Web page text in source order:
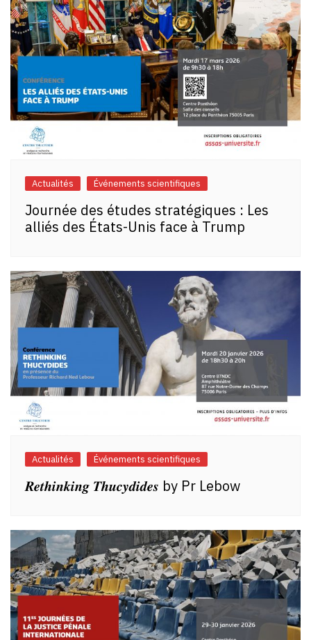
Actualités Événements scientifiques
Journée des études stratégiques : Les
alliés des États-Unis face à Trump
Actualités Événements scientifiques
𝑹𝒆𝒕𝒉𝒊𝒏𝒌𝒊𝒏𝒈 𝑻𝒉𝒖𝒄𝒚𝒅𝒊𝒅𝒆𝒔 by Pr Lebow